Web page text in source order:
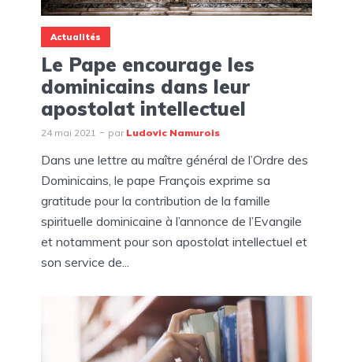
Actualités
Le Pape encourage les
dominicains dans leur
apostolat intellectuel
24 mai 2021 par Ludovic Namurois
Dans une lettre au maître général de l’Ordre des
Dominicains, le pape François exprime sa
gratitude pour la contribution de la famille
spirituelle dominicaine à l’annonce de l’Evangile
et notamment pour son apostolat intellectuel et
son service de...